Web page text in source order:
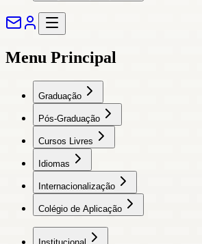
Menu Principal
Graduação
Pós-Graduação
Cursos Livres
Idiomas
Internacionalização
Colégio de Aplicação